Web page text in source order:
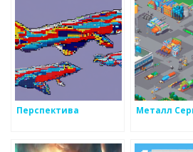
Перспектива Металл